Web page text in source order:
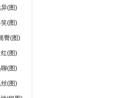
(图)
(图)
臀(图)
(图)
(图)
(图)